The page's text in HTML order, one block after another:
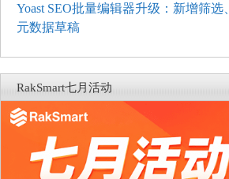
Yoast SEO批量编辑器升级：新增筛
元数据草稿
RakSmart七月活动